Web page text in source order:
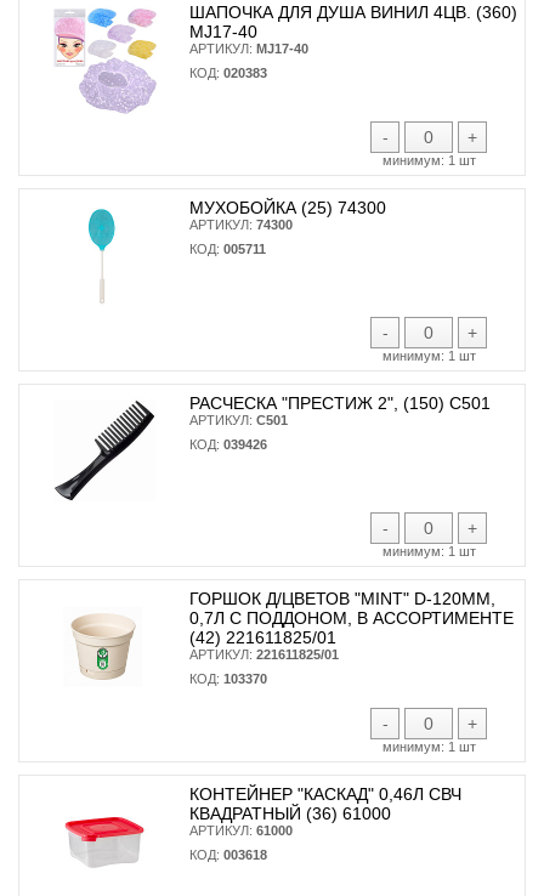
ШАПОЧКА ДЛЯ ДУША ВИНИЛ 4ЦВ. (360)
MJ17-40
АРТИКУЛ: MJ17-40
КОД: 020383
- +
минимум: 1 шт
МУХОБОЙКА (25) 74300
АРТИКУЛ: 74300
КОД: 005711
- +
минимум: 1 шт
РАСЧЕСКА "ПРЕСТИЖ 2", (150) С501
АРТИКУЛ: С501
КОД: 039426
- +
минимум: 1 шт
ГОРШОК Д/ЦВЕТОВ "MINT" D-120ММ,
0,7Л С ПОДДОНОМ, В АССОРТИМЕНТЕ
(42) 221611825/01
АРТИКУЛ: 221611825/01
КОД: 103370
- +
минимум: 1 шт
КОНТЕЙНЕР "КАСКАД" 0,46Л СВЧ
КВАДРАТНЫЙ (36) 61000
АРТИКУЛ: 61000
КОД: 003618